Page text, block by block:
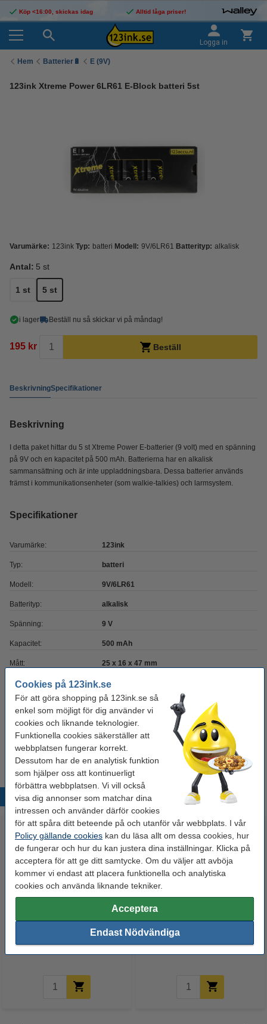
Cookies på 123ink.se
För att göra shopping på 123ink.se så
enkel som möjligt för dig använder vi
cookies och liknande teknologier.
Funktionella cookies säkerställer att
webbplatsen fungerar korrekt.
Dessutom har de en analytisk funktion
som hjälper oss att kontinuerligt
förbättra webbplatsen. Vi vill också
visa dig annonser som matchar dina
intressen och använder därför cookies
för att spåra ditt beteende på och utanför vår webbplats. I vår
Policy gällande cookies kan du läsa allt om dessa cookies, hur
de fungerar och hur du kan justera dina inställningar. Klicka på
acceptera för att ge ditt samtycke. Om du väljer att avböja
kommer vi endast att placera funktionella och analytiska
cookies och använda liknande tekniker.
Acceptera
Endast Nödvändiga
Köp <16:00, skickas idag Alltid låga priser!
Logga in
Hem Batterier🔋 E (9V)
123ink Xtreme Power 6LR61 E-Block batteri 5st
Varumärke: 123ink Typ: batteri Modell: 9V/6LR61 Batterityp: alkalisk
Antal: 5 st
1 st 5 st
i lager Beställ nu så skickar vi på måndag!
195 kr Beställ
BeskrivningSpecifikationer
Beskrivning
I detta paket hittar du 5 st Xtreme Power E-batterier (9 volt) med en spänning
på 9V och en kapacitet på 500 mAh. Batterierna har en alkalisk
sammansättning och är inte uppladdningsbara. Dessa batterier används
främst i kommunikationsenheter (som walkie-talkies) och larmsystem.
Specifikationer
Varumärke: 123ink
Typ: batteri
Modell: 9V/6LR61
Batterityp: alkalisk
Spänning: 9 V
Kapacitet: 500 mAh
Mått: 25 x 16 x 47 mm
Uppladdningsbar: nej
Antal: 5 st
Extra information
Batteriet benämns
även som:
Populära produkter
Post-it lappar 76mm x 76mm |
123ink | gul | 100 ark | 12st
123ink Xtreme Power AA + AAA
batterier 24st x2